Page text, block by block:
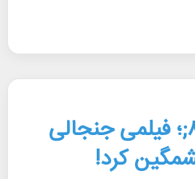
پرویزخان&#۸۲۲۱;؛ فیلمی جنجالی
کرد!